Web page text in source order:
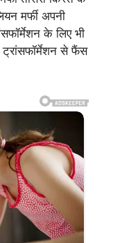
मर्फी अपनी
के लिए भी
से फैंस